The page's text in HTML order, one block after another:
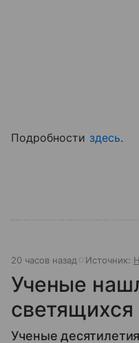
Подробности здесь.
20 часов назад Источник:
Ученые
Ученые